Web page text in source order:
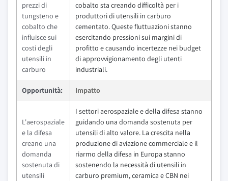
prezzi di
tungsteno e
cobalto che
influisce sui
costi degli
utensili in
carburo
cobalto sta creando difficoltà per i
produttori di utensili in carburo
cementato. Queste fluttuazioni stanno
esercitando pressioni sui margini di
profitto e causando incertezze nei budget
di approvvigionamento degli utenti
industriali.
Opportunità: Impatto
L'aerospaziale
e la difesa
creano una
domanda
sostenuta di
utensili
I settori aerospaziale e della difesa stanno
guidando una domanda sostenuta per
utensili di alto valore. La crescita nella
produzione di aviazione commerciale e il
riarmo della difesa in Europa stanno
sostenendo la necessità di utensili in
carburo premium, ceramica e CBN nei